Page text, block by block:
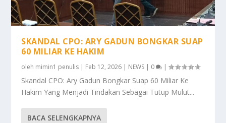
SKANDAL CPO: ARY GADUN BONGKAR SUAP
60 MILIAR KE HAKIM
oleh mimin1 penulis | Feb 12, 2026 | NEWS | 0 |
Skandal CPO: Ary Gadun Bongkar Suap 60 Miliar Ke
Hakim Yang Menjadi Tindakan Sebagai Tutup Mulut...
BACA SELENGKAPNYA